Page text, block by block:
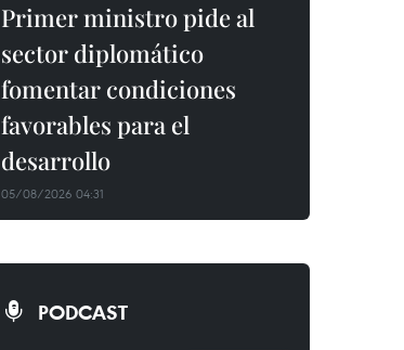
Primer ministro pide al
sector diplomático
fomentar condiciones
favorables para el
desarrollo
05/08/2026 04:31
PODCAST